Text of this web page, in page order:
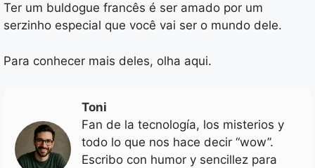
Ter um buldogue francês é ser amado por um
serzinho especial que você vai ser o mundo dele.
Para conhecer mais deles, olha aqui.
Toni
Fan de la tecnología, los misterios y
todo lo que nos hace decir “wow”.
Escribo con humor y sencillez para